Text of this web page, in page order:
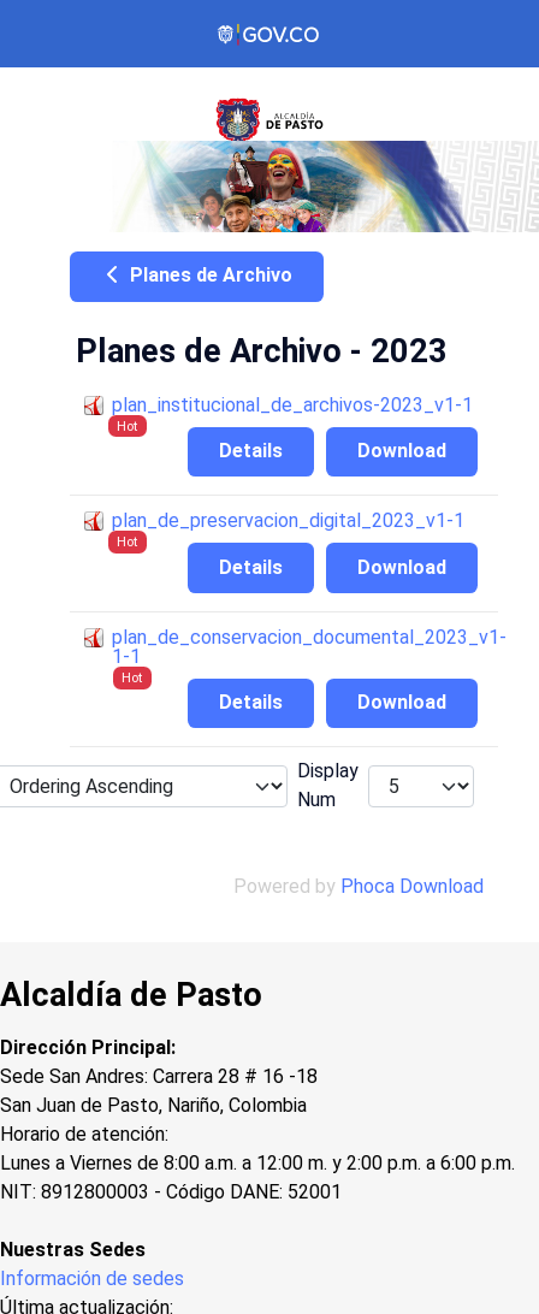
Planes de Archivo
Planes de Archivo - 2023
plan_institucional_de_archivos-2023_v1-1
Hot
Download
Details
plan_de_preservacion_digital_2023_v1-1
Hot
Download
Details
plan_de_conservacion_documental_2023_v1-
1-1
Hot
Download
Details
Display
Num
Powered by Phoca Download
Alcaldía de Pasto
Dirección Principal:
Sede San Andres: Carrera 28 # 16 -18
San Juan de Pasto, Nariño, Colombia
Horario de atención:
Lunes a Viernes de 8:00 a.m. a 12:00 m. y 2:00 p.m. a 6:00 p.m.
NIT: 8912800003 - Código DANE: 52001
Nuestras Sedes
Información de sedes
Última actualización: